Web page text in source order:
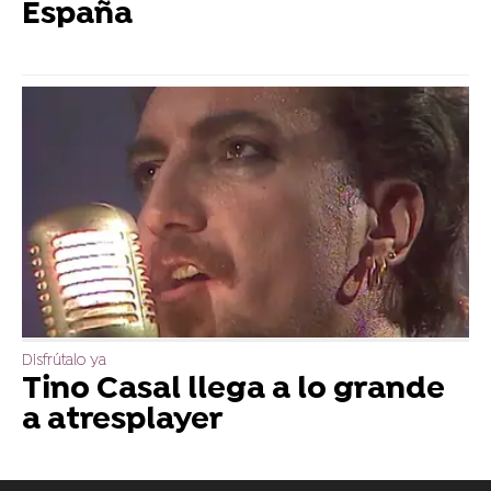
España
Disfrútalo ya
Tino Casal llega a lo grande
a atresplayer